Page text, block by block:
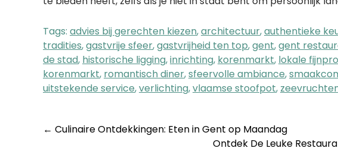
Tags: advies bij gerechten kiezen,architectuur,authentieke
tradities,gastvrije sfeer,gastvrijheid ten top,gent,gent
de stad, historische ligging,inrichting, korenmarkt, lokale
korenmarkt, romantisch diner,sfeervolle ambiance,
uitstekende service,verlichting,vlaamse stoofpot,
Post
← Culinaire Ontdekkingen: Eten in Gent op Maandag
Ontdek De Leuke